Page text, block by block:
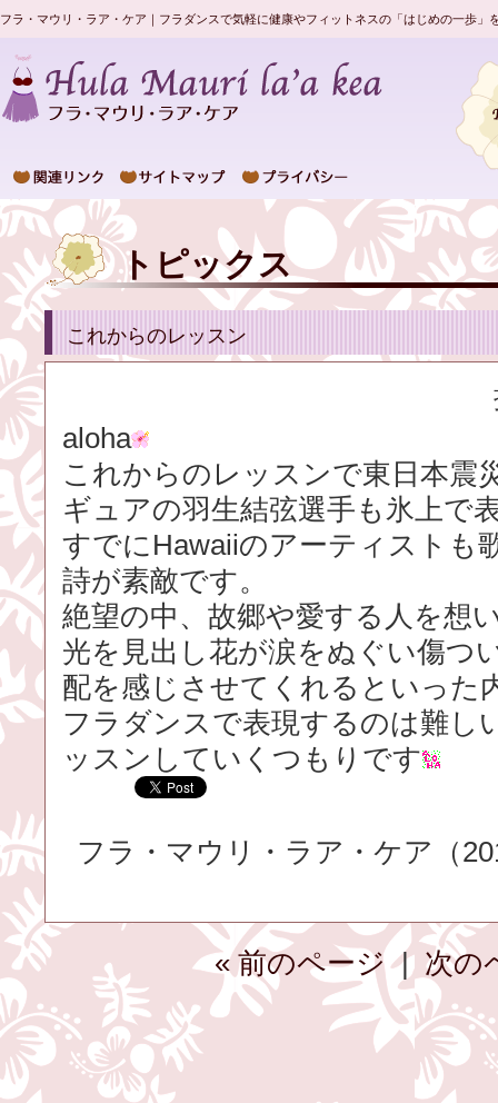
フラ・マウリ・ラア・ケア｜フラダンスで気軽に健康やフィットネスの「はじめの一歩
トピックス
これからのレッスン
aloha
これからのレッスンで東日本震
ギュアの羽生結弦選手も氷上で
すでにHawaiiのアーティストも
詩が素敵です。
絶望の中、故郷や愛する人を想
光を見出し花が涙をぬぐい傷つ
配を感じさせてくれるといった
フラダンスで表現するのは難し
ッスンしていくつもりです
フラ・マウリ・ラア・ケア（
« 前のページ | 次の